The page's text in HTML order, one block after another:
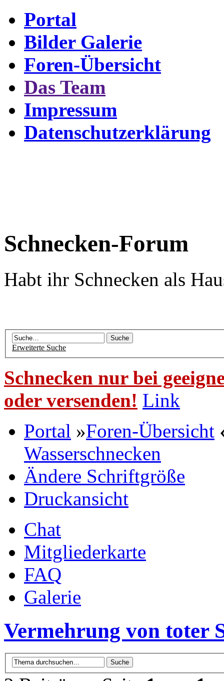
Portal
Bilder Galerie
Foren-Übersicht
Das Team
Impressum
Datenschutzerklärung
Schnecken-Forum
Habt ihr Schnecken als
Erweiterte Suche
Schnecken nur bei
oder versenden! Link
Portal »Foren-Übersicht
Wasserschnecken
Ändere Schriftgröße
Druckansicht
Chat
Mitgliederkarte
FAQ
Galerie
Vermehrung von toter